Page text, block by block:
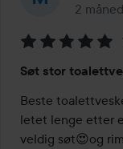
2
5
av
5
Søt stor
Beste
letet lenge etter
veldig søt😍og